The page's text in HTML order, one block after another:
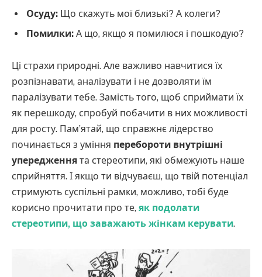
Осуду: Що скажуть мої близькі? А колеги?
Помилки: А що, якщо я помилюся і пошкодую?
Ці страхи природні. Але важливо навчитися їх
розпізнавати, аналізувати і не дозволяти їм
паралізувати тебе. Замість того, щоб сприймати їх
як перешкоду, спробуй побачити в них можливості
для росту. Пам’ятай, що справжнє лідерство
починається з уміння перебороти внутрішні
упередження та стереотипи, які обмежують наше
сприйняття. І якщо ти відчуваєш, що твій потенціал
стримують суспільні рамки, можливо, тобі буде
корисно прочитати про те, як подолати
стереотипи, що заважають жінкам керувати.